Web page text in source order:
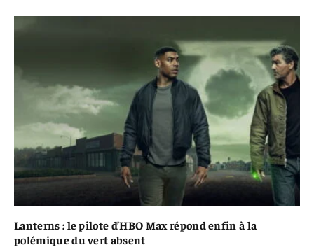
Lanterns : le pilote d’HBO Max répond enfin à la
polémique du vert absent